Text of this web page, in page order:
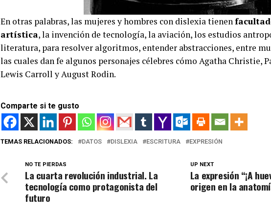
En otras palabras, las mujeres y hombres con dislexia tienen
artística, la invención de tecnología, la aviación, los estudios
literatura, para resolver algoritmos, entender abstracciones, entre
las cuales dan fe algunos personajes célebres cómo Agatha Christie,
Lewis Carroll y August Rodin.
Comparte si te gusto
TEMAS RELACIONADOS: DATOS DISLEXIA ESCRITURA EXPRESIÓN
UP NEXT
La expresión “¡A
origen en la
NO TE PIERDAS
La cuarta revolución industrial. La
tecnología como protagonista del
futuro